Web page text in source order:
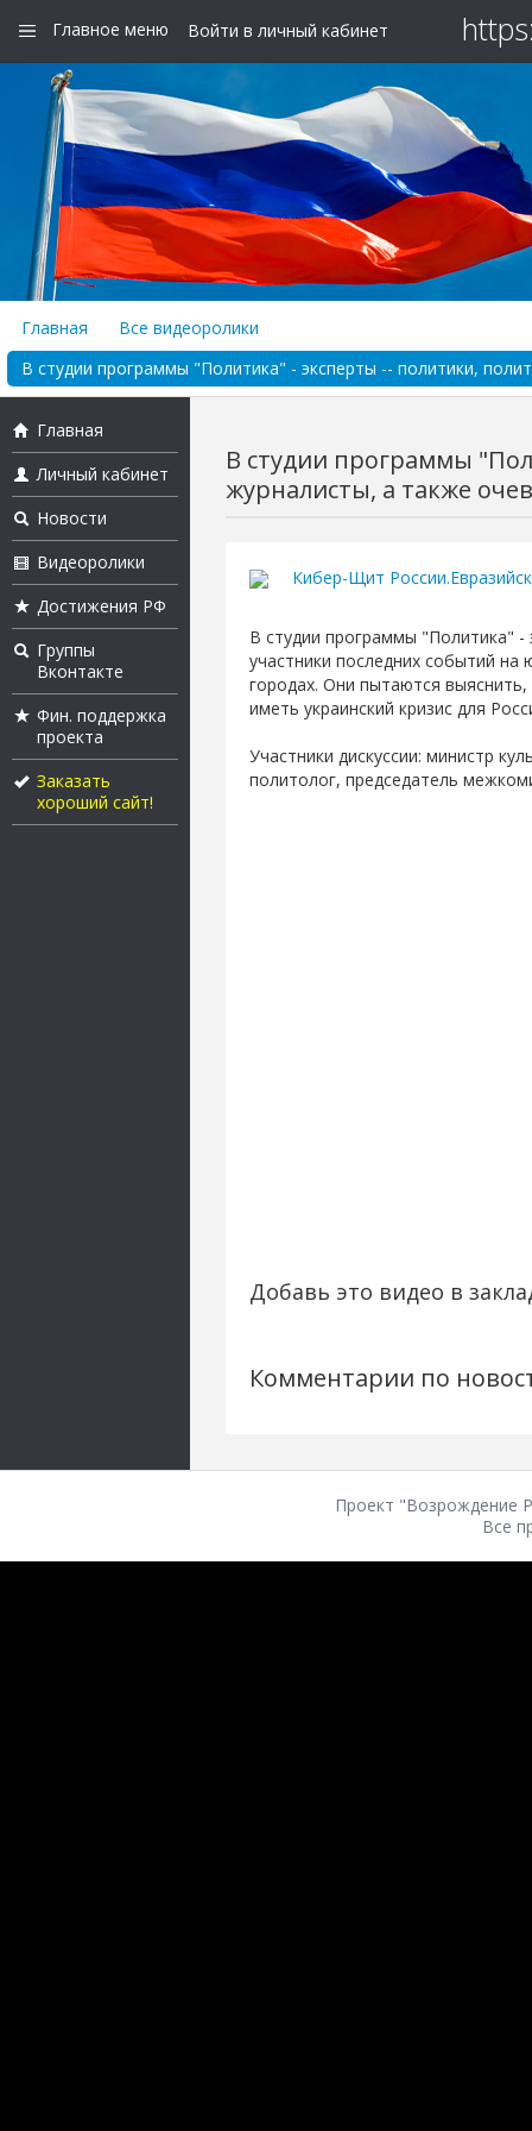
Главное меню Войти в личный кабинет
Главная
Все видеоролики
В студии программы "Политика" - эксперты -- политики,
Главная
Личный кабинет
Новости
Видеоролики
Достижения РФ
Группы
Вконтакте
Фин. поддержка
проекта
Заказать
хороший сайт!
В студии программы
журналисты, а также
Кибер-Щит
В студии программы "Политика" -
участники последних событий
городах. Они пытаются выяснить,
иметь украинский кризис для
Участники дискуссии: министр
политолог, председатель
Добавь это видео в
Комментарии по
Проект "Возрождение
Все